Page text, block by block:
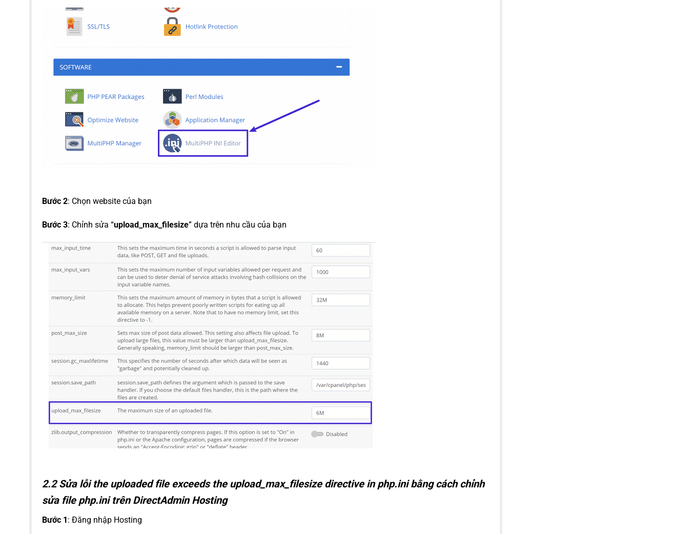
Bước 2: Chọn website của bạn
Bước 3: Chỉnh sửa “upload_max_filesize” dựa trên nhu cầu của bạn
2.2 Sửa lỗi the uploaded file exceeds the upload_max_filesize directive in php.ini bằng cách chỉnh
sửa file php.ini trên DirectAdmin Hosting
Bước 1: Đăng nhập Hosting